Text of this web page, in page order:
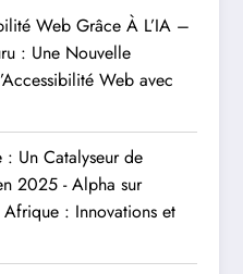
Web Grâce À L’IA –
: Une Nouvelle
Web avec
Un Catalyseur de
2025 - Alpha sur
: Innovations et